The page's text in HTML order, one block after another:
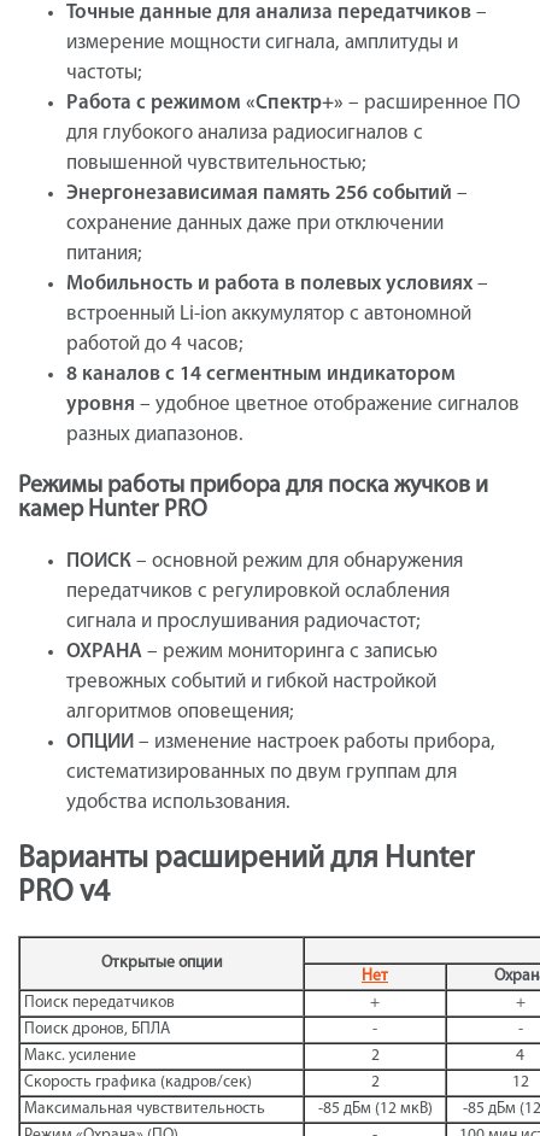
Точные данные для анализа передатчиков –
измерение мощности сигнала, амплитуды и
частоты;
Работа с режимом «Спектр+» – расширенное ПО
для глубокого анализа радиосигналов с
повышенной чувствительностью;
Энергонезависимая память 256 событий –
сохранение данных даже при отключении
питания;
Мобильность и работа в полевых условиях –
встроенный Li-ion аккумулятор с автономной
работой до 4 часов;
8 каналов с 14 сегментным индикатором
уровня – удобное цветное отображение сигналов
разных диапазонов.
Режимы работы прибора для поска жучков и
камер Hunter PRO
ПОИСК – основной режим для обнаружения
передатчиков с регулировкой ослабления
сигнала и прослушивания радиочастот;
ОХРАНА – режим мониторинга с записью
тревожных событий и гибкой настройкой
алгоритмов оповещения;
ОПЦИИ – изменение настроек работы прибора,
систематизированных по двум группам для
удобства использования.
Варианты расширений для Hunter
PRO v4
Открытые опции
Нет
Поиск передатчиков
+
+
Поиск дронов, БПЛА
-
-
Макс. усиление
2
4
Скорость графика (кадров/сек)
2
12
Максимальная чувствительность
-85 дБм (12 мкВ)
-85 дБм